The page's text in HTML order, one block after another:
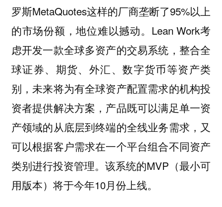
罗斯MetaQuotes这样的厂商垄断了95%以上
的市场份额，地位难以撼动。Lean Work考
虑开发一款全球多资产的交易系统，整合全
球证券、期货、外汇、数字货币等资产类
别，未来将为有全球资产配置需求的机构投
资者提供解决方案，产品既可以满足单一资
产领域的从底层到终端的全线业务需求，又
可以根据客户需求在一个平台组合不同资产
类别进行投资管理。该系统的MVP（最小可
用版本）将于今年10月份上线。